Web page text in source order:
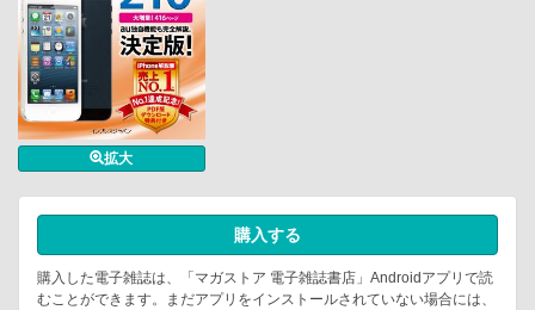
拡大
購入する
購入した電子雑誌は、「マガストア 電子雑誌書店」Androidアプリで読
むことができます。まだアプリをインストールされていない場合には、